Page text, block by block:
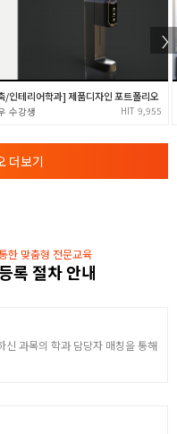
수
재귀호출
포인터의 이해
메모리할당
체와 LinkedList
/인테리어학과] 제품디자인 포트폴리오
9,955
더보기
한 맞춤형 전문교육
록 절차 안내
신 과목의 학과 담당자 매칭을 통해